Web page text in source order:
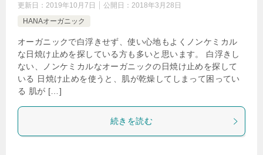
更新日： 2019年10月7日 公開日： 2018年3月28日
HANAオーガニック
オーガニックで白浮きせず、使い心地もよくノンケミカル
な日焼け止めを探している方も多いと思います。 白浮きし
ない、ノンケミカルなオーガニックの日焼け止めを探して
いる 日焼け止めを使うと、肌が乾燥してしまって困ってい
る 肌が […]
続きを読む